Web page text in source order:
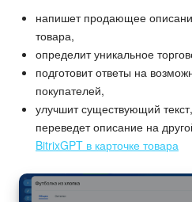
напишет продающее
товара,
определит уникальное
подготовит ответы на
покупателей,
улучшит существующий
переведет описание на
BitrixGPT в карточке товара